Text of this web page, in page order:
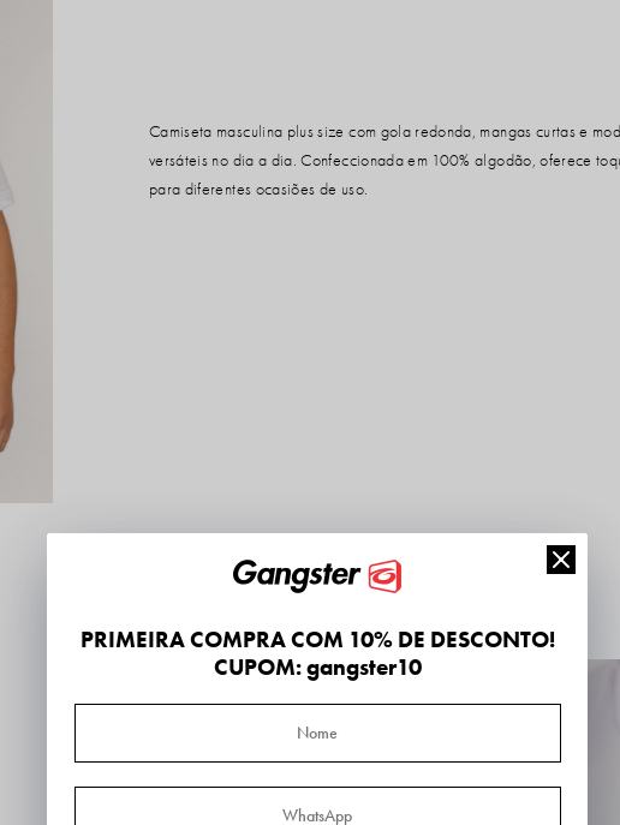
Camiseta masculina plus size com gola redonda, mangas curtas e
versáteis no dia a dia. Confeccionada em 100% algodão, oferece
para diferentes ocasiões de uso.
PRIMEIRA COMPRA COM 10% DE DESCONTO!
CUPOM: gangster10